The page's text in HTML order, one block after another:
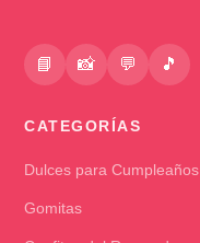
📘 📸 💬 🎵
CATEGORÍAS
Dulces para Cumpleaños
Gomitas